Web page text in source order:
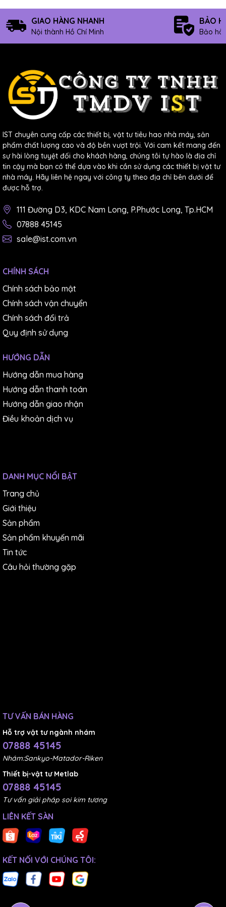
***********************************************
CÔNG TY TNHH THƯƠNG MẠI DỊCH VỤ IST
Hotline: 0903.673.194
Email: sale@ist.com.vn
Website: www.ist.com.vn www.ist.vn
GIAO HÀNG NHANH
Nội thành Hồ Chí Minh
BẢO
Bảo
IST chuyên cung cấp các thiết bị, vật tư tiêu hao nhà máy, sản
phẩm chất lượng cao và độ bền vượt trội. Với cam kết mang đến
sự hài lòng tuyệt đối cho khách hàng, chúng tôi tự hào là địa chỉ
tin cậy mà bạn có thể dựa vào khi cần sử dụng các thiết bị vật tư
nhà máy. Hãy liên hệ ngay với công ty theo địa chỉ bên dưới để
được hỗ trợ.
111 Đường D3, KDC Nam Long, P.Phước Long, Tp.HCM
07888 45145
sale@ist.com.vn
CHÍNH SÁCH
Chính sách bảo mật
Chính sách vận chuyển
Chính sách đổi trả
Quy định sử dụng
HƯỚNG DẪN
Hướng dẫn mua hàng
Hướng dẫn thanh toán
Hướng dẫn giao nhận
Điều khoản dịch vụ
DANH MỤC NỔI BẬT
Trang chủ
Giới thiệu
Sản phẩm
Sản phẩm khuyến mãi
Tin tức
Câu hỏi thường gặp
TƯ VẤN BÁN HÀNG
Hỗ trợ vật tư ngành nhám
07888 45145
Nhám:Sankyo-Matador-Riken
Thiết bị-vật tư Metlab
07888 45145
Tư vấn giải pháp soi kim tương
LIÊN KẾT SÀN
KẾT NỐI VỚI CHÚNG TÔI: